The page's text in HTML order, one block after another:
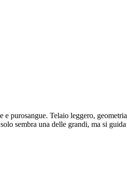
purosangue. Telaio leggero, geometria
sembra una delle grandi, ma si guida